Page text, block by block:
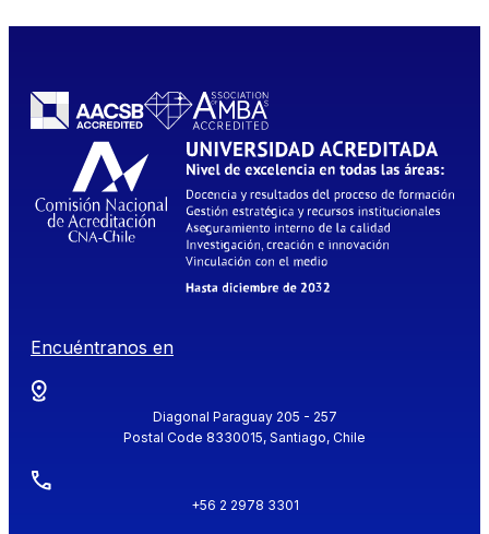
Encuéntranos en
Diagonal Paraguay 205 - 257
Postal Code 8330015, Santiago, Chile
+56 2 2978 3301